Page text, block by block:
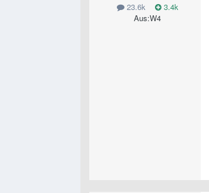
23.6k
3.4k
Aus:W4